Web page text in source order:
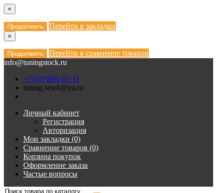
×
Продолжить Перейти в закладки
×
Продолжить
Перейти в сравнение товаров
info@tuningstock.ru
+7(927)691-87-11
tuning.stock@ya.ru
Личный кабинет
Регистрация
Авторизация
Мои закладки (0)
Сравнение товаров (0)
Корзина покупок
Оформление заказа
Частые вопросы